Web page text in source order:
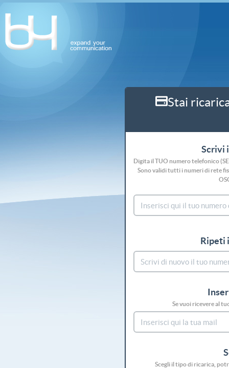
Stai
Scrivi
Digita il TUO numero telefonico
Sono validi tutti i numeri di rete
Ripeti
Se vuoi ricevere al
Scegli il tipo di ricarica,